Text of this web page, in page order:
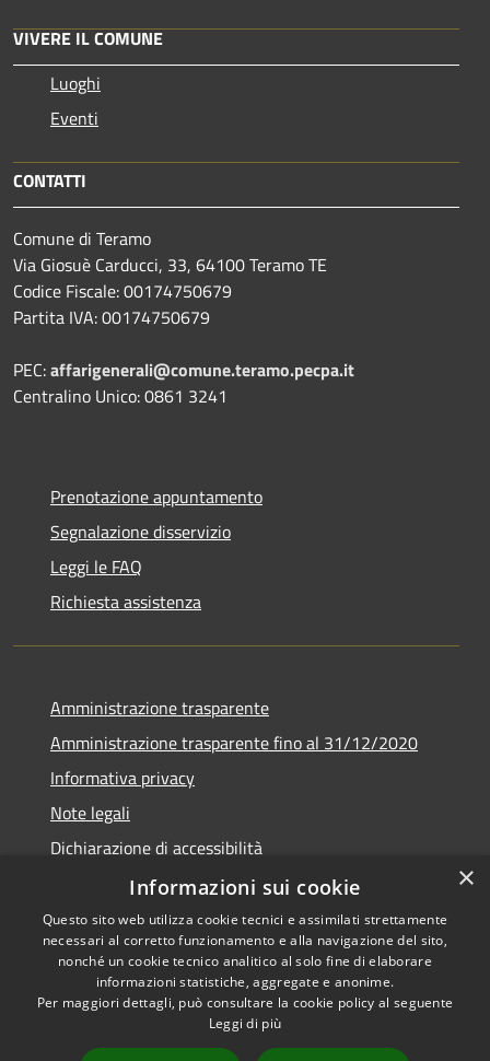
VIVERE IL COMUNE
Luoghi
Eventi
CONTATTI
Comune di Teramo
Via Giosuè Carducci, 33, 64100 Teramo TE
Codice Fiscale: 00174750679
Partita IVA: 00174750679
PEC:affarigenerali@comune.teramo.pecpa.it
Centralino Unico: 0861 3241
Prenotazione appuntamento
Segnalazione disservizio
Leggi le FAQ
Richiesta assistenza
Amministrazione trasparente
Amministrazione trasparente fino al 31/12/2020
Informativa privacy
Note legali
Dichiarazione di accessibilità
Accessibilità
Privacy
Copyright © 2026 • Comune di
Teramo • Powered by
Municipium• Accesso
×
Informazioni sui cookie
Questo sito web utilizza cookie tecnici e assimilati strettamente
necessari al corretto funzionamento e alla navigazione del sito,
nonché un cookie tecnico analitico al solo fine di elaborare
informazioni statistiche, aggregate e anonime.
Per maggiori dettagli, può consultare la cookie policy al seguente
Leggi di più